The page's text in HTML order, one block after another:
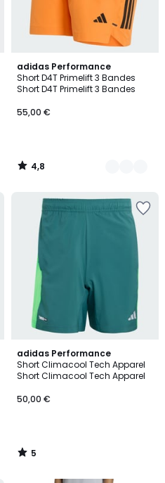
adidas Performance
Short D4T Primelift 3 Bandes
Short D4T Primelift 3 Bandes
55,00 €
4,8
/ 5
5
Couleurs
4,8
/
adidas Performance
Short Climacool Tech Apparel
Short Climacool Tech Apparel
50,00 €
5
/
5
5
/